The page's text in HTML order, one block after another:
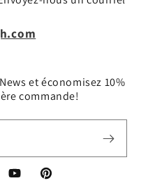
et économisez 10%
commande!